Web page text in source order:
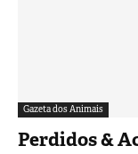
Gazeta dos Animais
Perdidos &